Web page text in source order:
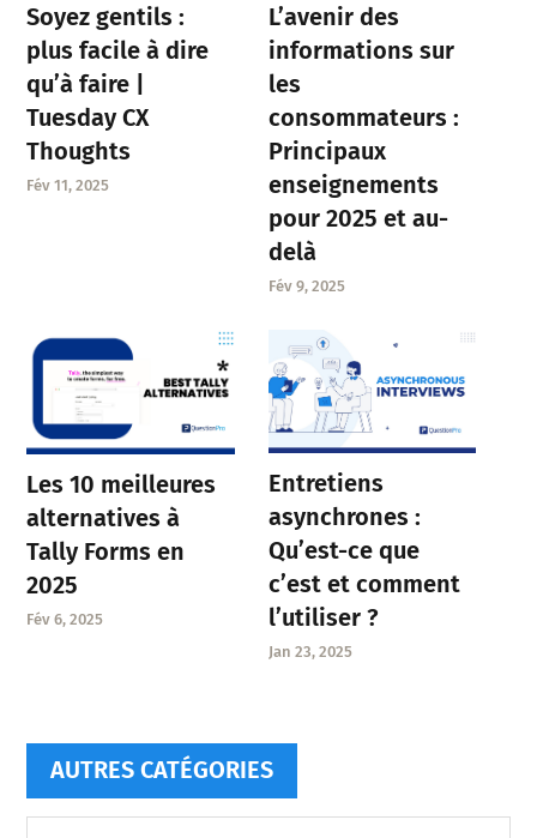
Soyez gentils :
plus facile à dire
qu’à faire |
Tuesday CX
Thoughts
Fév 11, 2025
L’avenir des
informations sur
les
consommateurs :
Principaux
enseignements
pour 2025 et au-
delà
Fév 9, 2025
Les 10 meilleures
alternatives à
Tally Forms en
2025
Fév 6, 2025
Entretiens
asynchrones :
Qu’est-ce que
c’est et comment
l’utiliser ?
Jan 23, 2025
AUTRES CATÉGORIES